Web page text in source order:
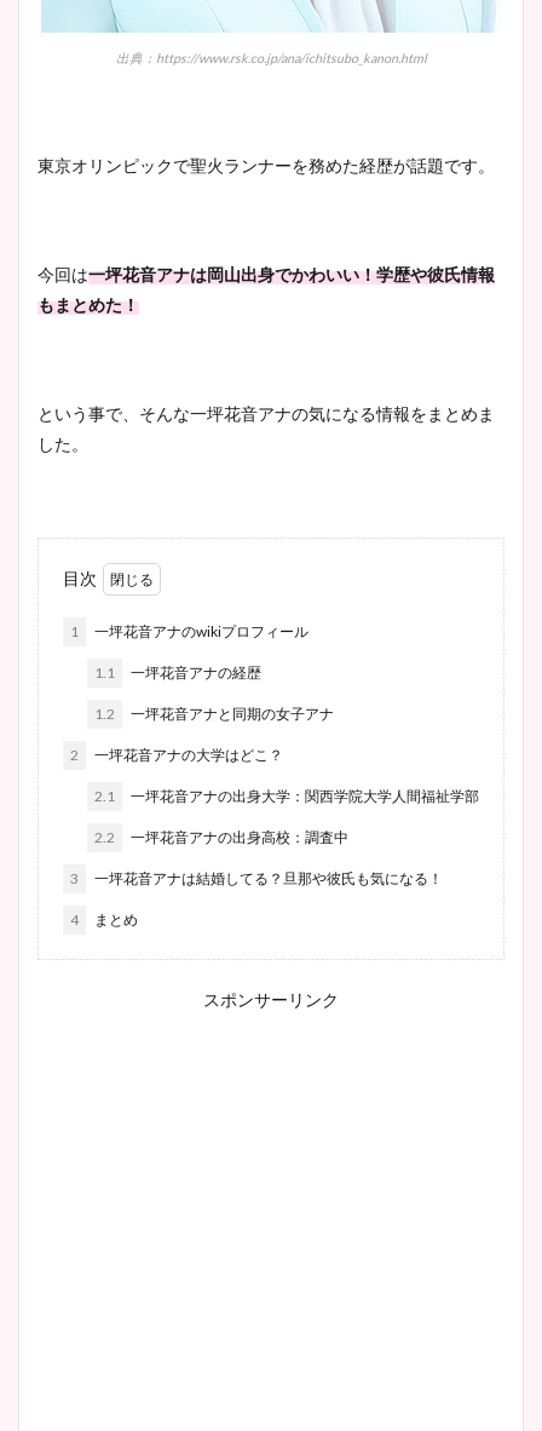
出典：https://www.rsk.co.jp/ana/ichitsubo_kanon.html
東京オリンピックで聖火ランナーを務めた経歴が話題です。
今回は一坪花音アナは岡山出身でかわいい！学歴や彼氏情報
もまとめた！
という事で、そんな一坪花音アナの気になる情報をまとめま
した。
目次
1 一坪花音アナのwikiプロフィール
1.1 一坪花音アナの経歴
1.2 一坪花音アナと同期の女子アナ
2 一坪花音アナの大学はどこ？
2.1 一坪花音アナの出身大学：関西学院大学人間福祉学部
2.2 一坪花音アナの出身高校：調査中
3 一坪花音アナは結婚してる？旦那や彼氏も気になる！
4 まとめ
スポンサーリンク